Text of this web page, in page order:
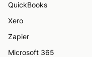
QuickBooks
Xero
Zapier
Microsoft 365